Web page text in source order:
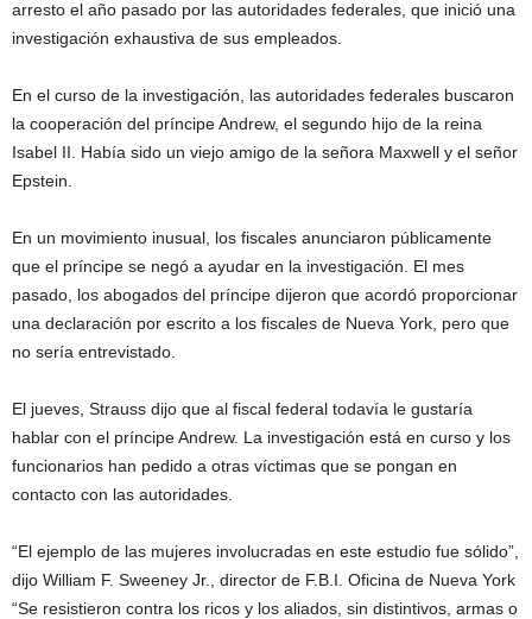
arresto el año pasado por las autoridades federales, que inició una
investigación exhaustiva de sus empleados.
En el curso de la investigación, las autoridades federales buscaron
la cooperación del príncipe Andrew, el segundo hijo de la reina
Isabel II. Había sido un viejo amigo de la señora Maxwell y el señor
Epstein.
En un movimiento inusual, los fiscales anunciaron públicamente
que el príncipe se negó a ayudar en la investigación. El mes
pasado, los abogados del príncipe dijeron que acordó proporcionar
una declaración por escrito a los fiscales de Nueva York, pero que
no sería entrevistado.
El jueves, Strauss dijo que al fiscal federal todavía le gustaría
hablar con el príncipe Andrew. La investigación está en curso y los
funcionarios han pedido a otras víctimas que se pongan en
contacto con las autoridades.
“El ejemplo de las mujeres involucradas en este estudio fue sólido”,
dijo William F. Sweeney Jr., director de F.B.I. Oficina de Nueva York
“Se resistieron contra los ricos y los aliados, sin distintivos, armas o